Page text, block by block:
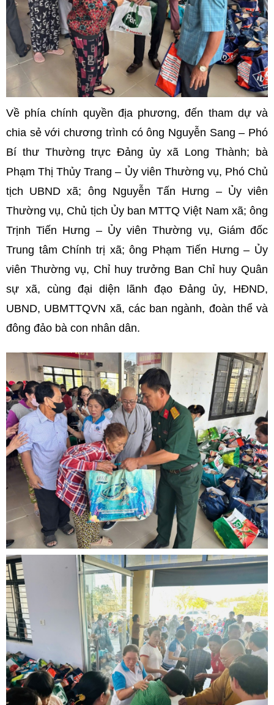
Về phía chính quyền địa phương, đến tham dự và
chia sẻ với chương trình có ông Nguyễn Sang – Phó
Bí thư Thường trực Đảng ủy xã Long Thành; bà
Phạm Thị Thủy Trang – Ủy viên Thường vụ, Phó Chủ
tịch UBND xã; ông Nguyễn Tấn Hưng – Ủy viên
Thường vụ, Chủ tịch Ủy ban MTTQ Việt Nam xã; ông
Trịnh Tiến Hưng – Ủy viên Thường vụ, Giám đốc
Trung tâm Chính trị xã; ông Phạm Tiến Hưng – Ủy
viên Thường vụ, Chỉ huy trưởng Ban Chỉ huy Quân
sự xã, cùng đại diện lãnh đạo Đảng ủy, HĐND,
UBND, UBMTTQVN xã, các ban ngành, đoàn thể và
đông đảo bà con nhân dân.